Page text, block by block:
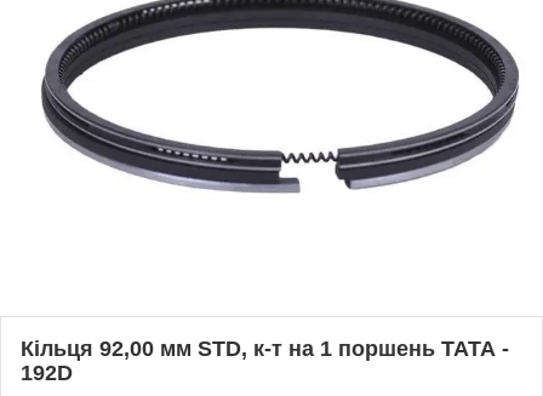
Кільця 92,00 мм STD, к-т на 1 поршень ТАТА -
192D